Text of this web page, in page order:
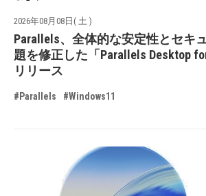
2026年08月08日( 土 )
Parallels、全体的な安定性とセキ
題を修正した「Parallels Desktop
リリース
#Parallels #Windows11